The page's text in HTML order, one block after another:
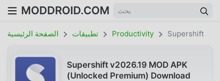
MODDROID.COM
الصفحة الرئيسية تطبيقات Productivity Supershift
Supershift v2026.19 MOD APK
(Unlocked Premium) Download